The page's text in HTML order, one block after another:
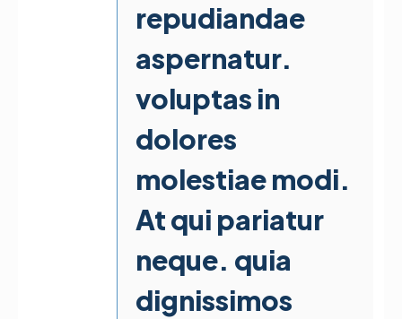
repudiandae
aspernatur.
voluptas in
dolores
molestiae modi.
At qui pariatur
neque. quia
dignissimos